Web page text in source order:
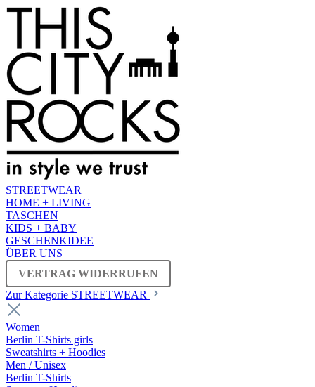
STREETWEAR
HOME + LIVING
TASCHEN
KIDS + BABY
GESCHENKIDEE
ÜBER UNS
VERTRAG WIDERRUFEN
Zur Kategorie STREETWEAR
Women
Berlin T-Shirts girls
Sweatshirts + Hoodies
Men / Unisex
Berlin T-Shirts